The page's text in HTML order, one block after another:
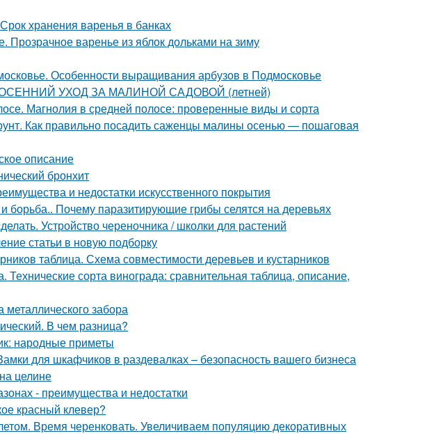
хранения варенья в банках
Прозрачное варенье из яблок дольками на зиму
Особенности выращивания арбузов в Подмосковье
ОСЕННИЙ УХОД ЗА МАЛИНОЙ САДОВОЙ (летней)
Магнолия в средней полосе: проверенные виды и сорта
Как правильно посадить саженцы малины осенью — пошаговая
описание
бронхит
и недостатки искусственного покрытия
борьба.. Почему паразитирующие грибы селятся на деревьях
Устройство череночника / школки для растений
статьи в новую подборку
таблица. Схема совместимости деревьев и кустарников
Технические сорта винограда: сравнительная таблица, описание,
металлического забора
В чем разница?
народные приметы
для шкафчиков в раздевалках – безопасность вашего бизнеса
целине
- преимущества и недостатки
красный клевер?
Время черенковать. Увеличиваем популяцию декоративных